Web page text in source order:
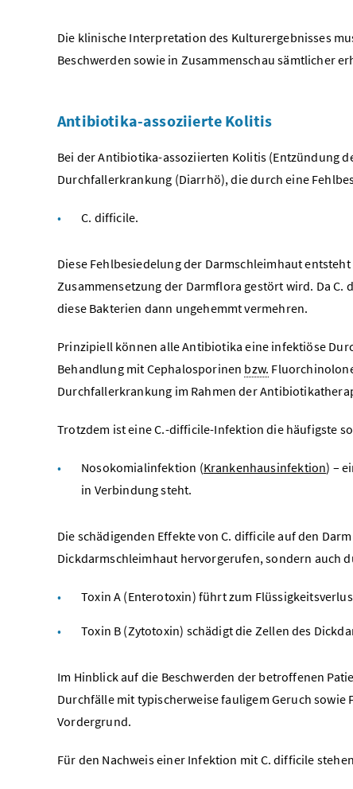
Die klinische Interpretation des Kulturergebnisses
Beschwerden sowie in Zusammenschau sämtlicher
Antibiotika-assoziierte Kolitis
Bei der Antibiotika-assoziierten Kolitis (Entzündung
Durchfallerkrankung (Diarrhö), die durch eine
C. difficile.
Diese Fehlbesiedelung der Darmschleimhaut
Zusammensetzung der Darmflora gestört wird. Da
diese Bakterien dann ungehemmt vermehren.
Prinzipiell können alle Antibiotika eine infektiöse
Behandlung mit Cephalosporinen bzw.
Durchfallerkrankung im Rahmen der
Trotzdem ist eine C.-difficile-Infektion die häufigste
Nosokomialinfektion (Krankenhausinfektion) –
in Verbindung steht.
Die schädigenden Effekte von C. difficile auf den
Dickdarmschleimhaut hervorgerufen, sondern auch
Toxin A (Enterotoxin) führt zum
Toxin B (Zytotoxin) schädigt die Zellen des
Im Hinblick auf die Beschwerden der betroffenen
Durchfälle mit typischerweise fauligem Geruch
Vordergrund.
Für den Nachweis einer Infektion mit C. difficile